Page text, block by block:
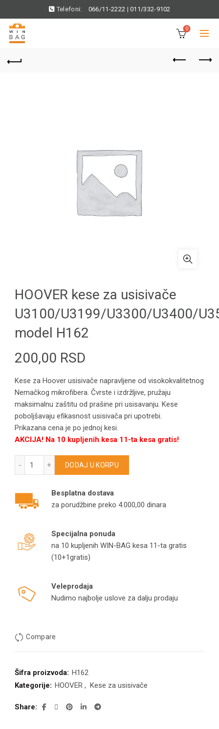
Telefoni: 066/11-2222 |011/332-9102
0
HOOVER kese za usisivače
U3100/U3199/U3300/U3400/
model H162
200,00 RSD
Kese za Hoover usisivače napravljene od visokokvalitetnog
Nemačkog mikrofibera. Čvrste i izdržljive, pružaju
maksimalnu zaštitu od prašine pri usisavanju. Kese
poboljšavaju efikasnost usisivača pri upotrebi.
Prikazana cena je po jednoj kesi.
AKCIJA! Na 10 kupljenih kesa 11-ta kesa gratis!
DODAJ U KORPU
Besplatna dostava
za porudžbine preko 4.000,00 dinara
Specijalna ponuda
na 10 kupljenih WIN-BAG kesa 11-ta gratis
(10+1gratis)
Veleprodaja
Nudimo najbolje uslove za dalju prodaju
Compare
Šifra proizvoda: H162
Kategorije: HOOVER , Kese za usisivače
Share